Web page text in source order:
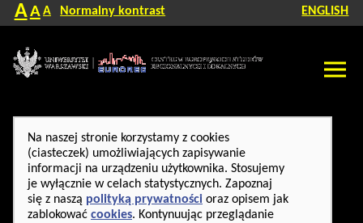
AA A Normalny kontrast ENGLISH
Na naszej stronie korzystamy z cookies
(ciasteczek) umożliwiających zapisywanie
informacji na urządzeniu użytkownika. Stosujemy
je wyłącznie w celach statystycznych. Zapoznaj
się z naszą polityką prywatności oraz opisem jak
zablokować cookies. Kontynuując przeglądanie